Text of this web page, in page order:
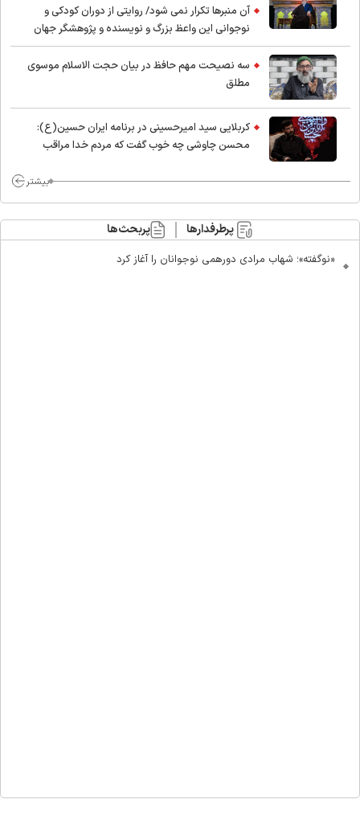
آن منبرها تکرار نمی شود/ روایتی از دوران کودکی و
نوجوانی این واعظ بزرگ و نویسنده و پژوهشگر جهان
اسلام
سه نصیحت مهم حافظ در بیان حجت الاسلام موسوی
مطلق
کربلایی سید امیر‌حسینی در برنامه ایران حسین(ع):
محسن چاوشی چه خوب گفت که مردم خدا مراقب
بیشتر
پرطرفدارها پربحث‌ها
«نوگفته»؛ شهاب مرادی دورهمی نوجوانان را آغاز کرد